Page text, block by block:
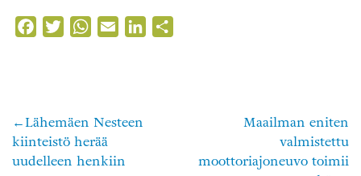
FacebookTwitterWhatsApp
Email LinkedIn
Artikkelien
selaus
Lähemäen Nesteen
kiinteistö herää
uudelleen henkiin
Maailman eniten
valmistettu
moottoriajoneuvo toimii